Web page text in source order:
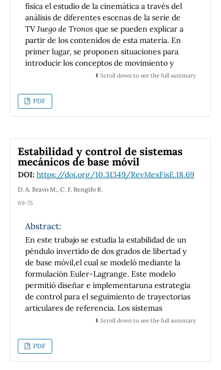
física el estudio de la cinemática a través del
análisis de diferentes escenas de la serie de
TVJuego de Tronos que se pueden explicar a
partir de los contenidos de esta materia. En
primer lugar, se proponen situaciones para
introducir los conceptos de movimiento y
sistema de referencia, y a continuación para
recorrido y desplazamiento. Luego se abordan
posición, velocidad y aceleración como
magnitudes fundamentales del movimiento, y
abiertos de los distintos tipos de movimientos
rectilíneos y circulares, así como de la
composición de los mismos.
⬇️ Scroll down to see the full summary
PDF
Estabilidad y control de sistemas
mecánicos de base móvil
DOI: https://doi.org/10.31349/RevMexFisE.18.69
D. A. Bravo M., C. F. Rengifo R.
69-75
Abstract:
En este trabajo se estudia la estabilidad de un
péndulo invertido de dos grados de libertad y
de base móvil,el cual se modeló mediante la
formulación Euler-Lagrange. Este modelo
permitió diseñar e implementaruna estrategia
de control para el seguimiento de trayectorias
articulares de referencia. Los sistemas
mecánicos de bases fijas y móviles permiten
ciencias físicas, que es la diferencia entre
limitaciones tecnológicas y limitaciones
fundamentales.
⬇️ Scroll down to see the full summary
PDF